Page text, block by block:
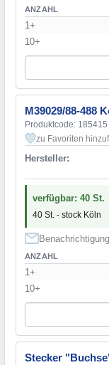
ANZAHL
1+
10+
M39029/88-488
Produktcode: 185415
zu Favoriten
Hersteller:
verfügbar: 40 St.
40 St. - stock Köln
ANZAHL
1+
10+
Stecker